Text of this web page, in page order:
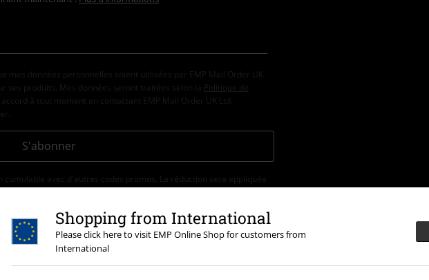
Shopping from International
Please click here to visit EMP Online Shop for customers from
International
mes données personnelles soient utilisées par EMP Mail Order UK
ses produits. Mes données seront traitées selon la
Politique de
accord à tout moment en contactant EMP Mail Order UK Ltd.
S'abonner
cumulable avec d'autres codes promos. La réduction sera appliquée
sur les livres, les médias, la billetterie, les produits Rammstein,
Sahne Fischfilet, Broilers, Böhse Onkelz, les bons d'achat et les